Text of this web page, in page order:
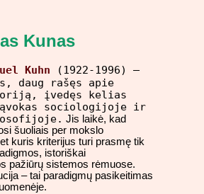
Kunas
Kuhn (1922-1996) –
daug rašęs apie
įvedęs kelias
sociologijoje ir
Jis laikė, kad
šuoliais per mokslo
kuris kriterijus turi prasmę tik
istoriškai
pažiūrų sistemos rėmuose.
– tai paradigmų pasikeitimas